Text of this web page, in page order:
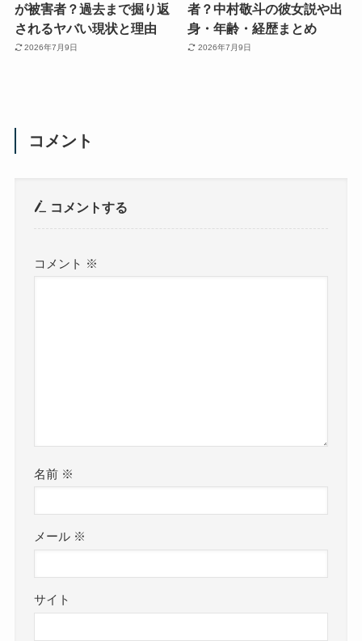
が被害者？過去まで掘り返
されるヤバい現状と理由
2026年7月9日
者？中村敬斗の彼女説や出
身・年齢・経歴まとめ
2026年7月9日
コメント
コメントする
コメント ※
名前 ※
メール ※
サイト